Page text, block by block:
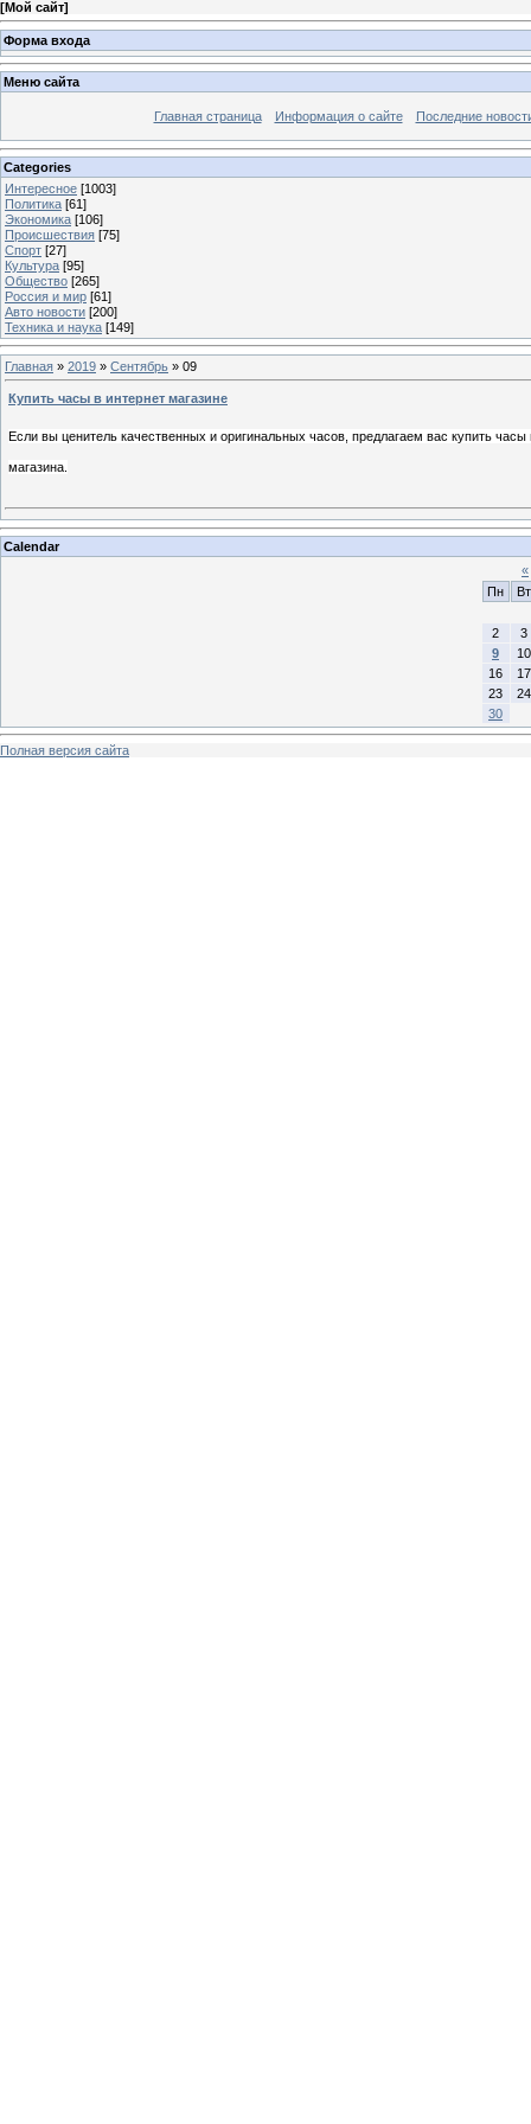
[Мой сайт]
Форма входа
Меню сайта
Главная страница Информация о сайте Последние
Categories
Интересное [1003]
Политика [61]
Экономика [106]
Происшествия [75]
Спорт [27]
Культура [95]
Общество [265]
Россия и мир [61]
Авто новости [200]
Техника и наука [149]
Главная » 2019 » Сентябрь » 09
Купить часы в интернет магазине
Если вы ценитель качественных и оригинальных часов, предлагаем вас купить
магазина.
Calendar
«
Пн
Вт
2
3
9
10
16
17
23
24
30
Полная версия сайта